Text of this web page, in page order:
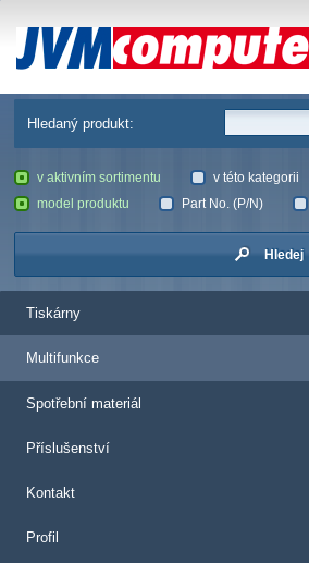
JVM Computers
Hledaný produkt:
v aktivním sortimentu
v této kategorii
model produktu
Part No. (P/N)
Hledej
Tiskárny
Multifunkce
Spotřební materiál
Příslušenství
Kontakt
Profil